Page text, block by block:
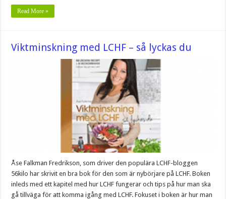
Read More »
Viktminskning med LCHF – så lyckas du
Åse Falkman Fredrikson, som driver den populära LCHF-bloggen
56kilo har skrivit en bra bok för den som är nybörjare på LCHF. Boken
inleds med ett kapitel med hur LCHF fungerar och tips på hur man ska
gå tillväga för att komma igång med LCHF. Fokuset i boken är hur man